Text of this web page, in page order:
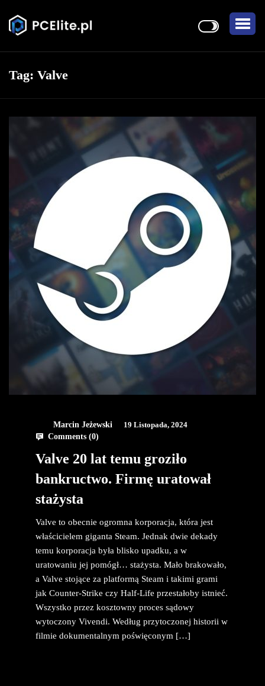
Tag: Valve
Marcin Jeżewski
19 Listopada, 2024
Comments (0)
Valve 20 lat temu groziło
bankructwo. Firmę uratował
stażysta
Valve to obecnie ogromna korporacja, która jest
właścicielem giganta Steam. Jednak dwie dekady
temu korporacja była blisko upadku, a w
uratowaniu jej pomógł… stażysta. Mało brakowało,
a Valve stojące za platformą Steam i takimi grami
jak Counter-Strike czy Half-Life przestałoby istnieć.
Wszystko przez kosztowny proces sądowy
wytoczony Vivendi. Według przytoczonej historii w
filmie dokumentalnym poświęconym […]